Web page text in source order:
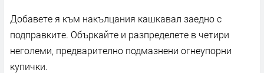
Добавете я към накълцания кашкавал заедно с
подправките. Объркайте и разпределете в четири
неголеми, предварително подмазнени огнеупорни
купички.